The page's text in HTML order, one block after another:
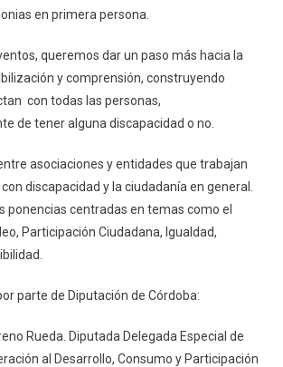
en primera persona.
queremos dar un paso más hacia la
y comprensión, construyendo
con todas las personas,
de tener alguna discapacidad o no.
asociaciones y entidades que trabajan
discapacidad y la ciudadanía en general.
ponencias centradas en temas como el
Participación Ciudadana, Igualdad,
parte de Diputación de Córdoba:
Rueda. Diputada Delegada Especial de
al Desarrollo, Consumo y Participación